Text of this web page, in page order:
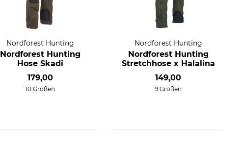
Nordforest Hunting
Nordforest Hunting
Hose Skadi
179,00
10 Größen
Nordforest Hunting
Nordforest Hunting
Stretchhose x Halalina
149,00
9 Größen